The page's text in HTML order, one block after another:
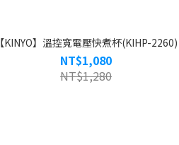
【KINYO】溫控寬電壓快煮杯(KIHP-2260)
NT$1,080
NT$1,280